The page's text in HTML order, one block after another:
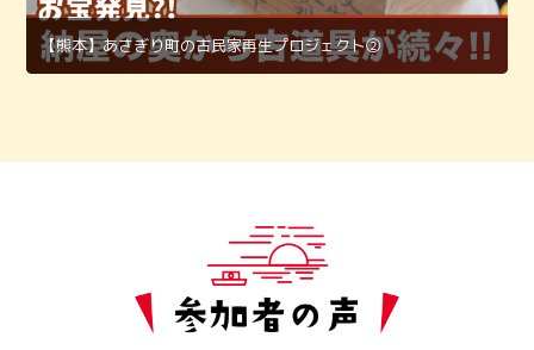
【熊本】あさぎり町の古民家再生プロジェクト②